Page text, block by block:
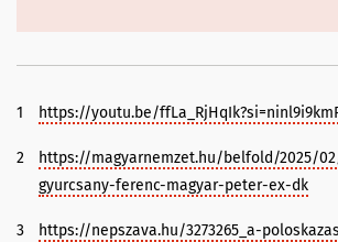
1 https://youtu.be/
2
https://magyarnemzet.hu/belfold/2025/
gyurcsany-ferenc-magyar-peter-ex-dk
3
https://nepszava.hu/3273265_a-